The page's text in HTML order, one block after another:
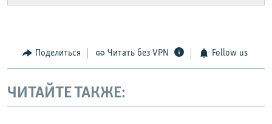
Поделиться Читать без VPN Follow us
ЧИТАЙТЕ ТАКЖЕ: